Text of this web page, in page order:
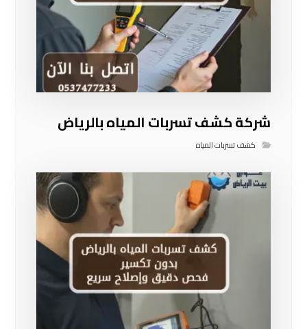
شركة كشف تسربات المياه بالرياض
كشف تسربات المياه